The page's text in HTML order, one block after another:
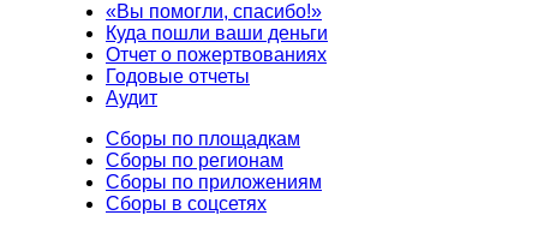
«Вы помогли, спасибо!»
Куда пошли ваши деньги
Отчет о пожертвованиях
Годовые отчеты
Аудит
Сборы по площадкам
Сборы по регионам
Сборы по приложениям
Сборы в соцсетях